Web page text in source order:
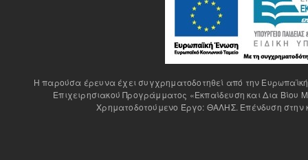
H παρούσα έρευνα έχει συγχρηματοδοτηθεί από την
Επιχειρησιακού Προγράμματος «Εκπαίδευση και Δια Βίου
Χρηματοδοτούμενο Έργο: ΘΑΛΗΣ. Επένδυση στην